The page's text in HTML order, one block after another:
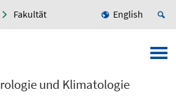
Fakultät English
und Klimatologie